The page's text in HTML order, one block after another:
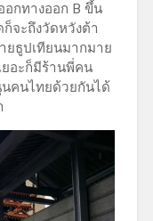
อกทางออก B ขึ้น
ก็จะถึงวัดหวังต้า
ยธูปเทียนมากมาย
อะก็มีร้านพี่คน
นคนไทยด้วยกันได้